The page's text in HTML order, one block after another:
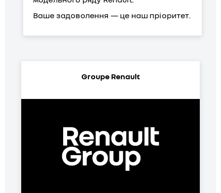
Ваше задоволення — це наш пріоритет.
Groupe Renault